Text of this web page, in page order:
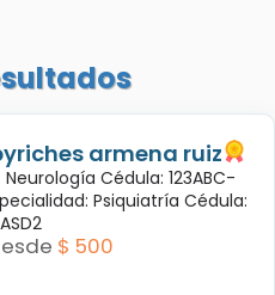
armena ruiz
Cédula: 123ABC-
Psiquiatría Cédula:
$ 500